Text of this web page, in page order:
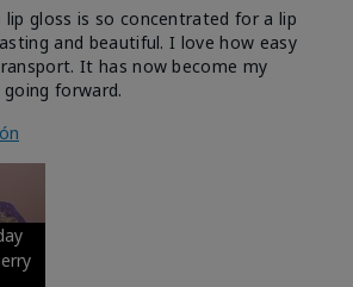
gloss is so concentrated for a lip
and beautiful. I love how easy
It has now become my
forward.